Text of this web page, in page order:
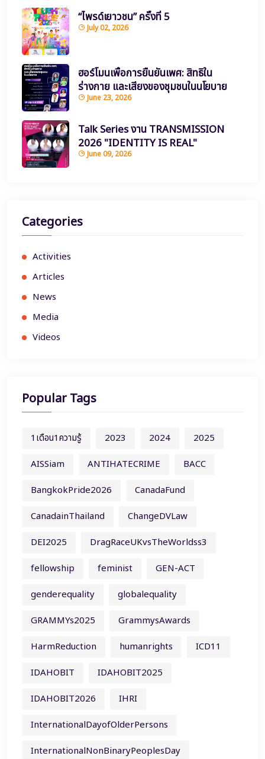
“ไพรด์เยาวชน” ครั้งที่ 5
July 02, 2026
ฮอร์โมนเพื่อการยืนยันเพศ: สิทธิใน
ร่างกาย และเสียงของชุมชนในนโยบาย
June 23, 2026
Talk Series งาน TRANSMISSION
2026 "IDENTITY IS REAL"
June 09, 2026
Categories
Activities
Articles
News
Media
Videos
Popular Tags
1เดือน1ความรู้ 2023 2024
2025
AISSiam
ANTIHATECRIME
BACC
BangkokPride2026
CanadaFund
CanadainThailand
ChangeDVLaw
DEI2025
DragRaceUKvsTheWorldss3
fellowship
feminist
GEN-ACT
genderequality
globalequality
GRAMMYs2025
GrammysAwards
HarmReduction
humanrights
ICD11
IDAHOBIT
IDAHOBIT2025
IDAHOBIT2026
IHRI
InternationalDayofOlderPersons
InternationalNonBinaryPeoplesDay